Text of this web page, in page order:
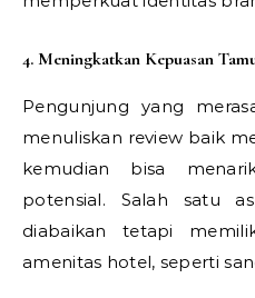
4. Meningkatkan Kepuasan
Pengunjung yang
menuliskan review baik
kemudian bisa
potensial. Salah satu
diabaikan tetapi
amenitas hotel, seperti